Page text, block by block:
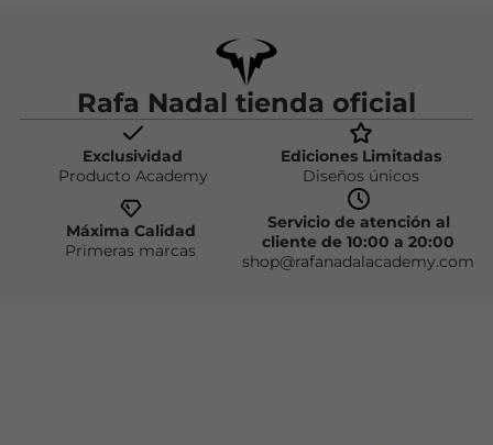
Rafa Nadal tienda oficial
Exclusividad
Producto Academy
Ediciones Limitadas
Diseños únicos
Máxima Calidad
Primeras marcas
Servicio de atención al
cliente de 10:00 a 20:00
shop@rafanadalacademy.com